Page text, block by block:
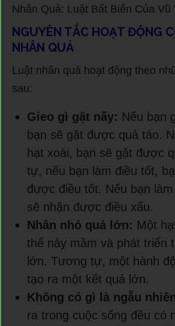
Nhân Quả: Luật Bất Biến Của Vũ
NGUYÊN TẮC HOẠT ĐỘNG
NHÂN QUẢ
Luật nhân quả hoạt động theo
sau:
Gieo gì gặt nấy: Nếu bạn
bạn sẽ gặt được quả táo.
hạt xoài, bạn sẽ gặt được
tự, nếu bạn làm điều tốt,
được điều tốt. Nếu bạn
sẽ nhận được điều xấu.
Nhân nhỏ quả lớn: Một
thể nảy mầm và phát triển
lớn. Tương tự, một hành
tạo ra một kết quả lớn.
Không có gì là ngẫu
ra trong cuộc sống đều có